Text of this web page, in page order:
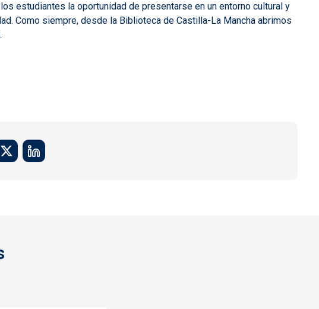
estudiantes la oportunidad de presentarse en un entorno cultural y
Como siempre, desde la Biblioteca de Castilla-La Mancha abrimos